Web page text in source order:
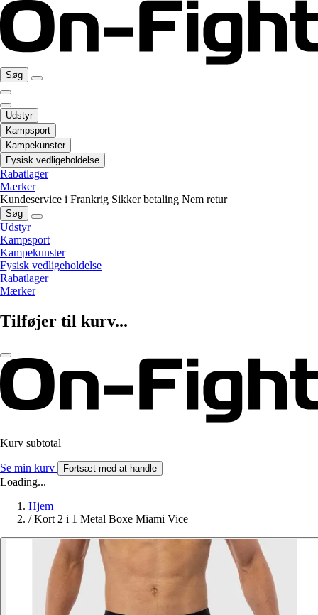
Søg
Udstyr
Kampsport
Kampekunster
Fysisk vedligeholdelse
Rabatlager
Mærker
Kundeservice i Frankrig Sikker betaling Nem retur
Søg
Udstyr
Kampsport
Kampekunster
Fysisk vedligeholdelse
Rabatlager
Mærker
Tilføjer til kurv...
Kurv subtotal
Se min kurv Fortsæt med at handle
Loading...
Hjem
/ Kort 2 i 1 Metal Boxe Miami Vice